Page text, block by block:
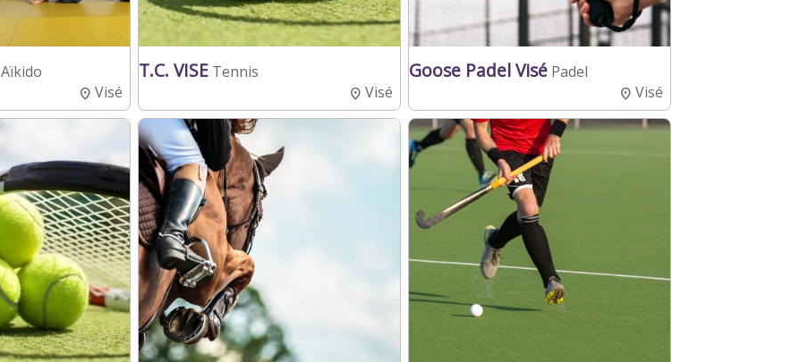
Aïkido
Visé
T.C. VISE Tennis
Visé
Goose Padel Visé Padel
Visé